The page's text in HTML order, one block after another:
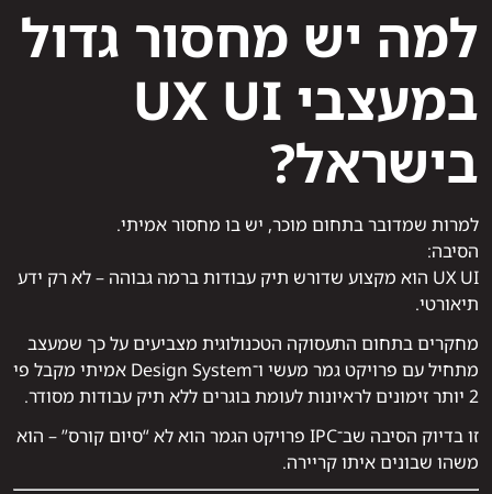
למה יש מחסור גדול
במעצבי UX UI
בישראל?
למרות שמדובר בתחום מוכר, יש בו מחסור אמיתי.
הסיבה:
UX UI הוא מקצוע שדורש תיק עבודות ברמה גבוהה – לא רק ידע
תיאורטי.
מחקרים בתחום התעסוקה הטכנולוגית מצביעים על כך שמעצב
מתחיל עם פרויקט גמר מעשי ו־Design System אמיתי מקבל פי
2 יותר זימונים לראיונות לעומת בוגרים ללא תיק עבודות מסודר.
זו בדיוק הסיבה שב־IPC פרויקט הגמר הוא לא “סיום קורס” – הוא
משהו שבונים איתו קריירה.